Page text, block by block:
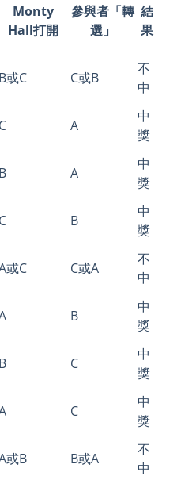
Monty
Hall打開
參與者「轉
選」
結
果
B或C C或B
不
中
C A
中
獎
B A
中
獎
C B
中
獎
或C C或A
不
中
B
中
獎
B C
中
獎
C
中
獎
或B B或A
不
中